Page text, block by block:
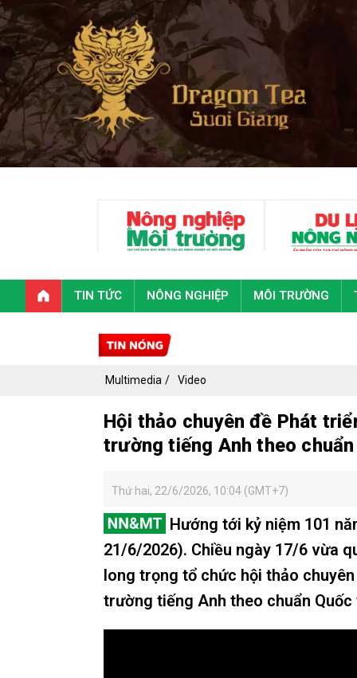
TIN TỨC NÔNG NGHIỆP MÔI TRƯỜNG
Multimedia Video
Hội thảo chuyên đề Phát
trường tiếng Anh theo
Thứ hai, 22/6/2026, 10:04 (GMT+7)
Hướng tới kỷ niệm 101
21/6/2026). Chiều ngày 17/6 vừa
long trọng tổ chức hội thảo
trường tiếng Anh theo chuẩn Quốc